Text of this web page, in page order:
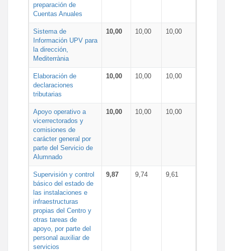
preparación de
Cuentas Anuales
Sistema de
Información UPV para
la dirección,
Mediterrània
10,00 10,00 10,00
Elaboración de
declaraciones
tributarias
10,00 10,00 10,00
Apoyo operativo a
vicerrectorados y
comisiones de
carácter general por
parte del Servicio de
Alumnado
10,00 10,00 10,00
Supervisión y control
básico del estado de
las instalaciones e
infraestructuras
propias del Centro y
otras tareas de
apoyo, por parte del
personal auxiliar de
servicios
9,87 9,74 9,61